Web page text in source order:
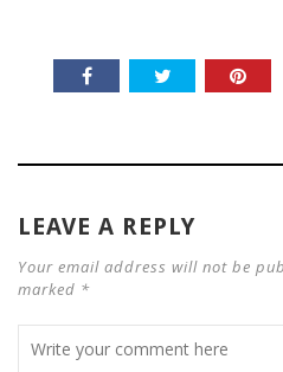
LEAVE A REPLY
Your email address will not be
marked *